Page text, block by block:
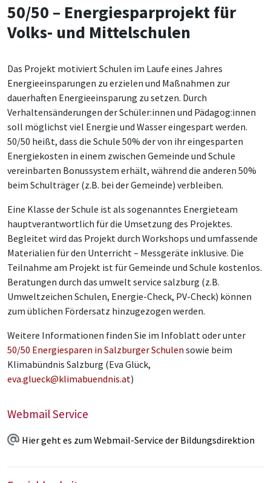
50/50 – Energiesparprojekt für
Volks- und Mittelschulen
Das Projekt motiviert Schulen im Laufe eines Jahres
Energieeinsparungen zu erzielen und Maßnahmen zur
dauerhaften Energieeinsparung zu setzen. Durch
Verhaltensänderungen der Schüler:innen und Pädagog:innen
soll möglichst viel Energie und Wasser eingespart werden.
50/50 heißt, dass die Schule 50% der von ihr eingesparten
Energiekosten in einem zwischen Gemeinde und Schule
vereinbarten Bonussystem erhält, während die anderen 50%
beim Schulträger (z.B. bei der Gemeinde) verbleiben.
Eine Klasse der Schule ist als sogenanntes Energieteam
hauptverantwortlich für die Umsetzung des Projektes.
Begleitet wird das Projekt durch Workshops und umfassende
Materialien für den Unterricht – Messgeräte inklusive. Die
Teilnahme am Projekt ist für Gemeinde und Schule kostenlos.
Beratungen durch das umwelt service salzburg (z.B.
Umweltzeichen Schulen, Energie-Check, PV-Check) können
zum üblichen Fördersatz hinzugezogen werden.
Weitere Informationen finden Sie im Infoblatt oder unter
50/50 Energiesparen in Salzburger Schulen sowie beim
Klimabündnis Salzburg (Eva Glück,
eva.glueck@klimabuendnis.at)
Webmail Service
Hier geht es zum Webmail-Service der Bildungsdirektion